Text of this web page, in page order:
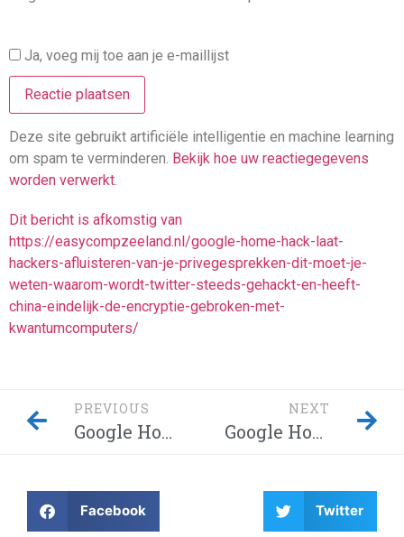
Ja, voeg mij toe aan je e-maillijst
Deze site gebruikt artificiële intelligentie en machine learning
om spam te verminderen. Bekijk hoe uw reactiegegevens
worden verwerkt.
Dit bericht is afkomstig van
https://easycompzeeland.nl/google-home-hack-laat-
hackers-afluisteren-van-je-privegesprekken-dit-moet-je-
weten-waarom-wordt-twitter-steeds-gehackt-en-heeft-
china-eindelijk-de-encryptie-gebroken-met-
kwantumcomputers/
PREVIOUS
Google Home-hack laat hackers afluisteren van je privégesprekken – Dit moet je weten! Waarom wordt Twitter steeds gehackt en heeft China eindelijk de encryptie gebroken met kwantumcomputers?
NEXT
Google Home-hack laat hackers afluisteren van je privégesprekken – Dit moet je weten! Waarom wordt Twitter steeds gehackt en heeft China eindelijk de encryptie gebroken met kwantumcomputers?
Facebook Twitter